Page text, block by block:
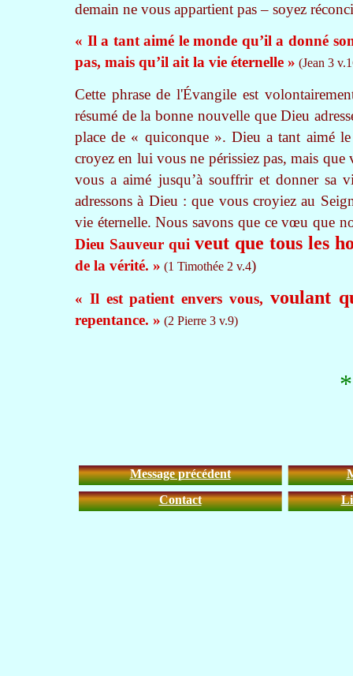
demain ne vous appartient pas – soyez
« Il a tant aimé le monde qu’il a donné
pas, mais qu’il ait la vie éternelle » (Jean 3
Cette phrase de l'Évangile est
résumé de la bonne nouvelle que Dieu
place de « quiconque ». Dieu a tant aimé
croyez en lui vous ne périssiez pas, mais
vous a aimé jusqu’à souffrir et donner sa
adressons à Dieu : que vous croyiez au
vie éternelle. Nous savons que ce vœu que
Dieu Sauveur qui veut que tous les
de la vérité. » (1 Timothée 2 v.4)
« Il est patient envers vous, voulant
repentance. » (2 Pierre 3 v.9)
Message précédent
Contact